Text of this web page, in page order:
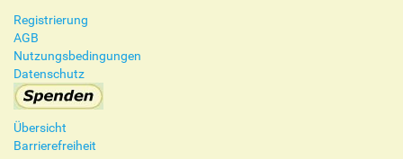
Registrierung
AGB
Nutzungsbedingungen
Datenschutz
Übersicht
Barrierefreiheit